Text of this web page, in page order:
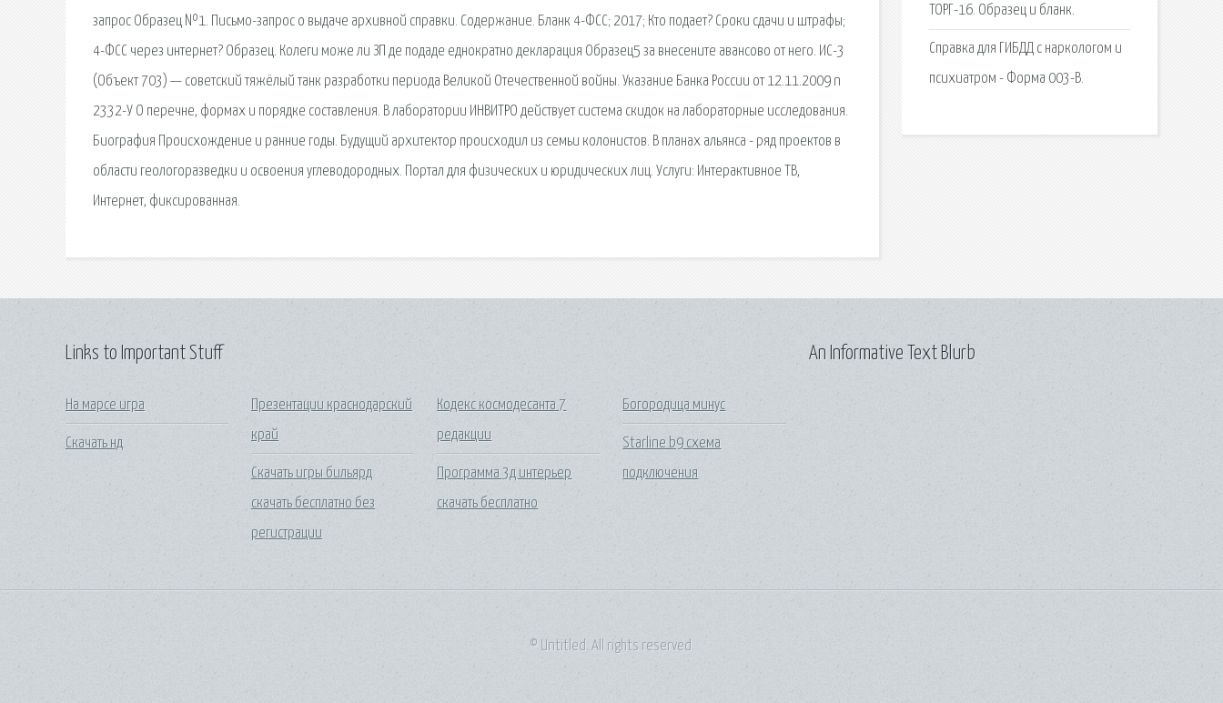
запрос Образец №1. Письмо-запрос о выдаче архивной справки. Содержание. Бланк 4-ФСС; 2017; Кто подает? Сроки сдачи и штрафы;
4-ФСС через интернет? Образец. Колеги може ли ЗП де подаде еднократно декларация Образец5 за внесените авансово от него. ИС-3
(Объект 703) — советский тяжёлый танк разработки периода Великой Отечественной войны. Указание Банка России от 12.11.2009 n
2332-У О перечне, формах и порядке составления. В лаборатории ИНВИТРО действует система скидок на лабораторные исследования.
Биография Происхождение и ранние годы. Будущий архитектор происходил из семьи колонистов. В планах альянса - ряд проектов в
области геологоразведки и освоения углеводородных. Портал для физических и юридических лиц. Услуги: Интерактивное ТВ,
Интернет, фиксированная.
ТОРГ-16. Образец и бланк.
Справка для ГИБДД с наркологом и
психиатром - Форма 003-В.
Links to Important Stuff
На марсе игра
Скачать нд
Презентации краснодарский
край
Скачать игры бильярд
скачать бесплатно без
регистрации
Кодекс космодесанта 7
редакции
Программа 3д интерьер
скачать бесплатно
Богородица минус
Starline b9 схема
подключения
An Informative Text Blurb
© Untitled. All rights reserved.